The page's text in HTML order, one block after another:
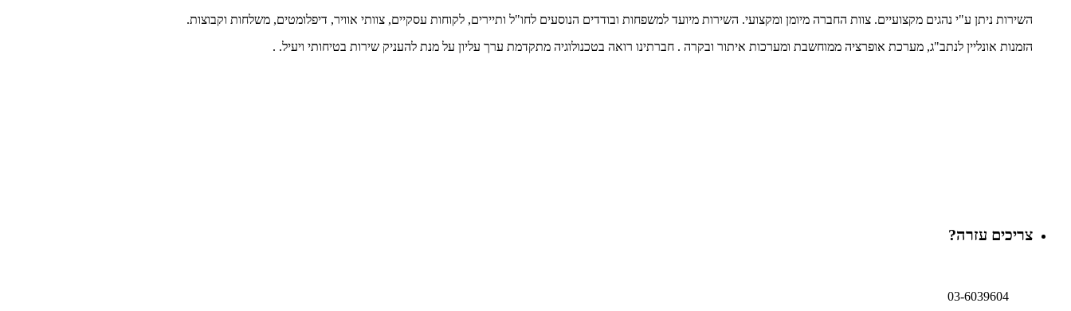
השירות ניתן ע"י נהגים מקצועיים. צוות החברה מיומן ומקצועי. השירות מיועד למשפחות ובודדים הנוסעים לחו"ל ותיירים, לקוחות עסקיים, צוותי אוויר, דיפלומטים, משלחות וקבוצות.
הזמנות אונליין לנתב"ג, מערכת אופרציה ממוחשבת ומערכות איתור ובקרה . חברתינו רואה בטכנולוגיה מתקדמת ערך עליון על מנת להעניק שירות בטיחותי ויעיל. .
צריכים עזרה?
03-6039604